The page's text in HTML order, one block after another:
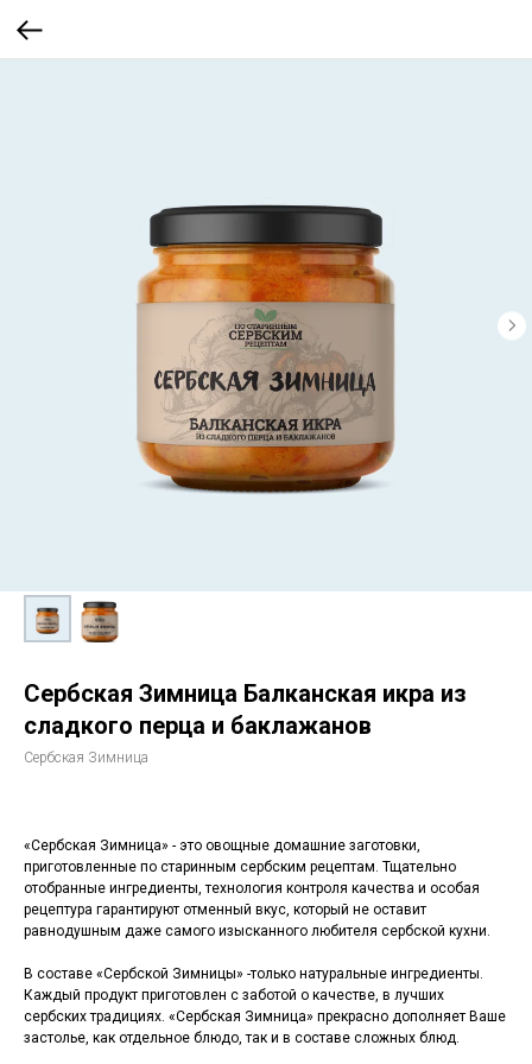
Сербская Зимница Балканская икра из
сладкого перца и баклажанов
Сербская Зимница
«Сербская Зимница» - это овощные домашние заготовки,
приготовленные по старинным сербским рецептам. Тщательно
отобранные ингредиенты, технология контроля качества и особая
рецептура гарантируют отменный вкус, который не оставит
равнодушным даже самого изысканного любителя сербской кухни.
В составе «Сербской Зимницы» -только натуральные ингредиенты.
Каждый продукт приготовлен с заботой о качестве, в лучших
сербских традициях. «Сербская Зимница» прекрасно дополняет Ваше
застолье, как отдельное блюдо, так и в составе сложных блюд.